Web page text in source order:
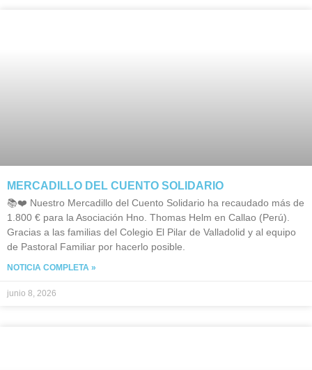
MERCADILLO DEL CUENTO SOLIDARIO
📚❤️ Nuestro Mercadillo del Cuento Solidario ha recaudado más de
1.800 € para la Asociación Hno. Thomas Helm en Callao (Perú).
Gracias a las familias del Colegio El Pilar de Valladolid y al equipo
de Pastoral Familiar por hacerlo posible.
NOTICIA COMPLETA »
junio 8, 2026